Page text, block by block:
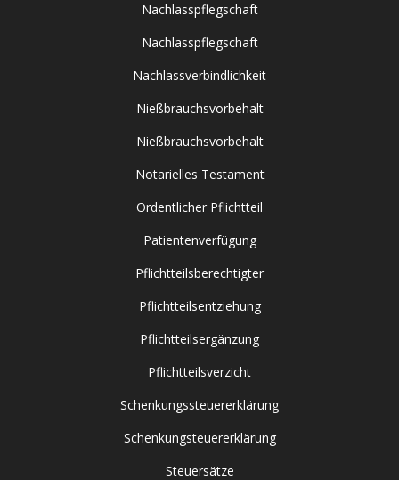
Nachlasspflegschaft
Nachlasspflegschaft
Nachlassverbindlichkeit
Nießbrauchsvorbehalt
Nießbrauchsvorbehalt
Notarielles Testament
Ordentlicher Pflichtteil
Patientenverfügung
Pflichtteilsberechtigter
Pflichtteilsentziehung
Pflichtteilsergänzung
Pflichtteilsverzicht
Schenkungssteuererklärung
Schenkungsteuererklärung
Steuersätze